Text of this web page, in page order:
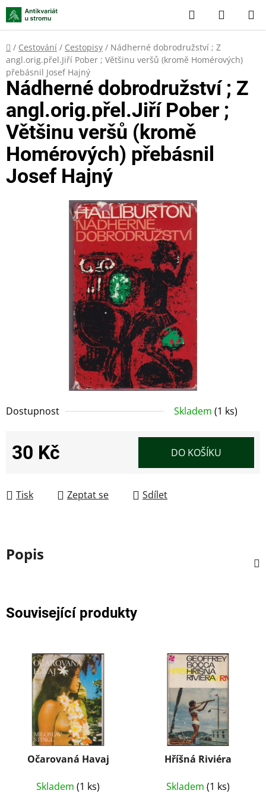
Přejít
na
obsah
Hledat
KOŠÍK
Domů
/ Cestování / Cestopisy / Nádherné dobrodružství ; Z
angl.orig.přel.Jiří Pober ; Většinu veršů (kromě Homérových)
přebásnil Josef Hajný
Dostupnost Skladem (1 ks)
30 Kč DO KOŠÍKU
Tisk Zeptat se Sdílet
Nádherné dobrodružství ; Z
angl.orig.přel.Jiří Pober ;
Většinu veršů (kromě
Homérových) přebásnil
Josef Hajný
Popis
Související produkty
Očarovaná Havaj
Skladem (1 ks)
Hříšná Riviéra
Skladem (1 ks)